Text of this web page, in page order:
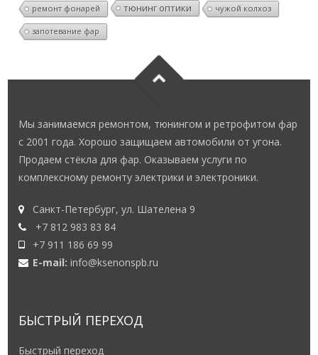
ремонт фонарей тюнинг оптики чужой колхоз
запотевание фар
Мы занимаемся ремонтом, тюнингом и ретрофитом фар
с 2001 года. Хорошо защищаем автомобили от угона.
Продаем стёкла для фар. Оказываем услуги по
комплексному ремонту электрики и электроники.
Санкт-Петербург, ул. Шателена 9
+7 812 983 83 84
+7 911 186 69 99
E-mail:info@ksenonspb.ru
БЫСТРЫЙ ПЕРЕХОД
Быстрый переход